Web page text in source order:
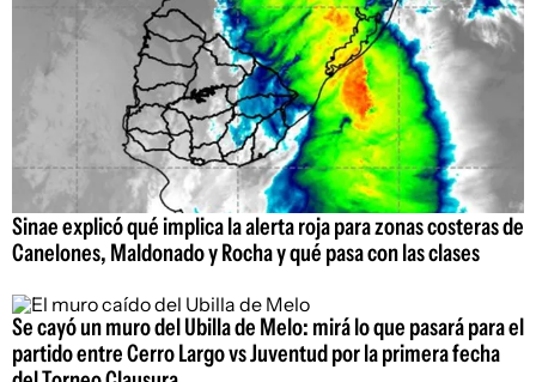
Sinae explicó qué implica la alerta roja para zonas costeras de
Canelones, Maldonado y Rocha y qué pasa con las clases
Se cayó un muro del Ubilla de Melo: mirá lo que pasará para el
partido entre Cerro Largo vs Juventud por la primera fecha